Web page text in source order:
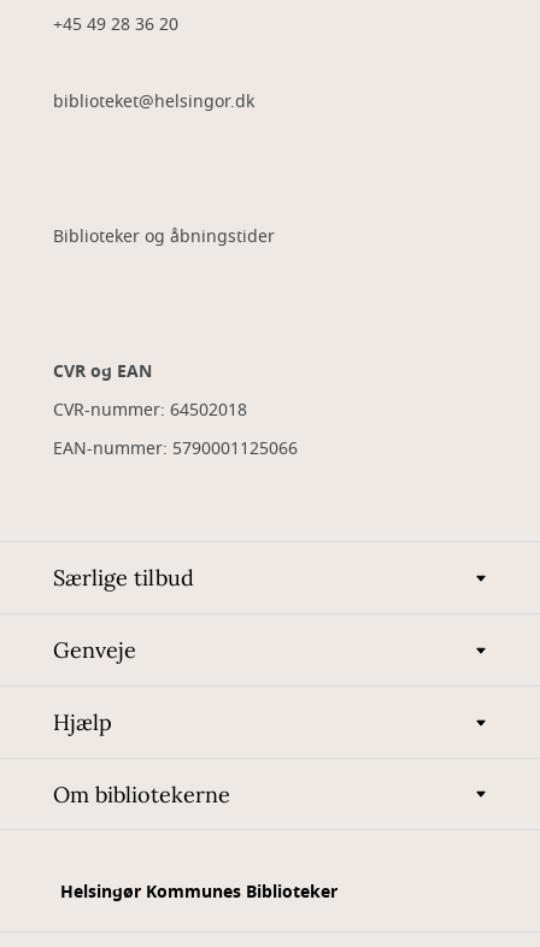
+45 49 28 36 20
biblioteket@helsingor.dk
Biblioteker og åbningstider
CVR og EAN
CVR-nummer: 64502018
EAN-nummer: 5790001125066
Særlige tilbud
Genveje
Hjælp
Om bibliotekerne
Helsingør Kommunes Biblioteker